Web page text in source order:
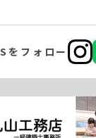
をフォロー